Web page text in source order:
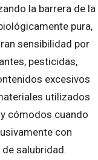
la barrera de la
pura,
sensibilidad por
pesticidas,
excesivos
utilizados
cómodos cuando
con
salubridad.